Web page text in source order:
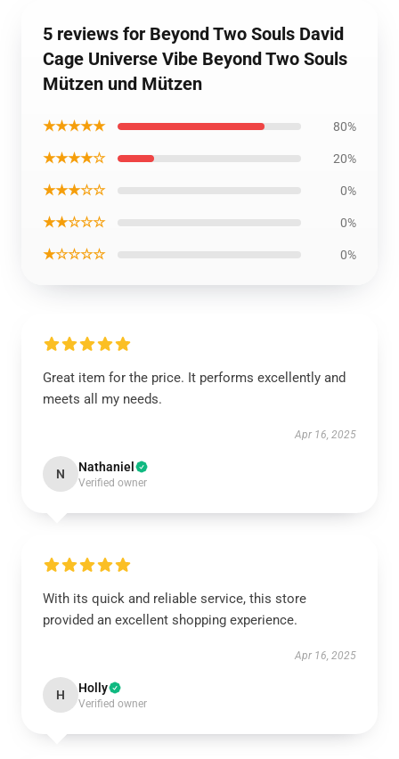
5 reviews for Beyond Two Souls David
Cage Universe Vibe Beyond Two Souls
Mützen und Mützen
★★★★★ 80%
★★★★☆ 20%
★★★☆☆ 0%
★★☆☆☆ 0%
★☆☆☆☆ 0%
Great item for the price. It performs excellently and
meets all my needs.
Apr 16, 2025
N Nathaniel
Verified owner
With its quick and reliable service, this store
provided an excellent shopping experience.
Apr 16, 2025
H Holly
Verified owner